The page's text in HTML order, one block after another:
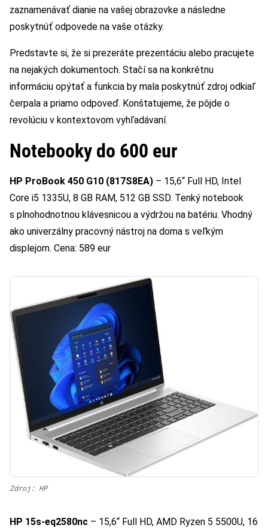
zaznamenávať dianie na vašej obrazovke a následne
poskytnúť odpovede na vaše otázky.
Predstavte si, že si prezeráte prezentáciu alebo pracujete
na nejakých dokumentoch. Stačí sa na konkrétnu
informáciu opýtať a funkcia by mala poskytnúť zdroj odkiaľ
čerpala a priamo odpoveď. Konštatujeme, že pôjde o
revolúciu v kontextovom vyhľadávaní.
Notebooky do 600 eur
HP ProBook 450 G10 (817S8EA) – 15,6“ Full HD, Intel
Core i5 1335U, 8 GB RAM, 512 GB SSD. Tenký notebook
s plnohodnotnou klávesnicou a výdržou na batériu. Vhodný
ako univerzálny pracovný nástroj na doma s veľkým
displejom. Cena: 589 eur
Zdroj: HP
HP 15s-eq2580nc – 15,6“ Full HD, AMD Ryzen 5 5500U, 16